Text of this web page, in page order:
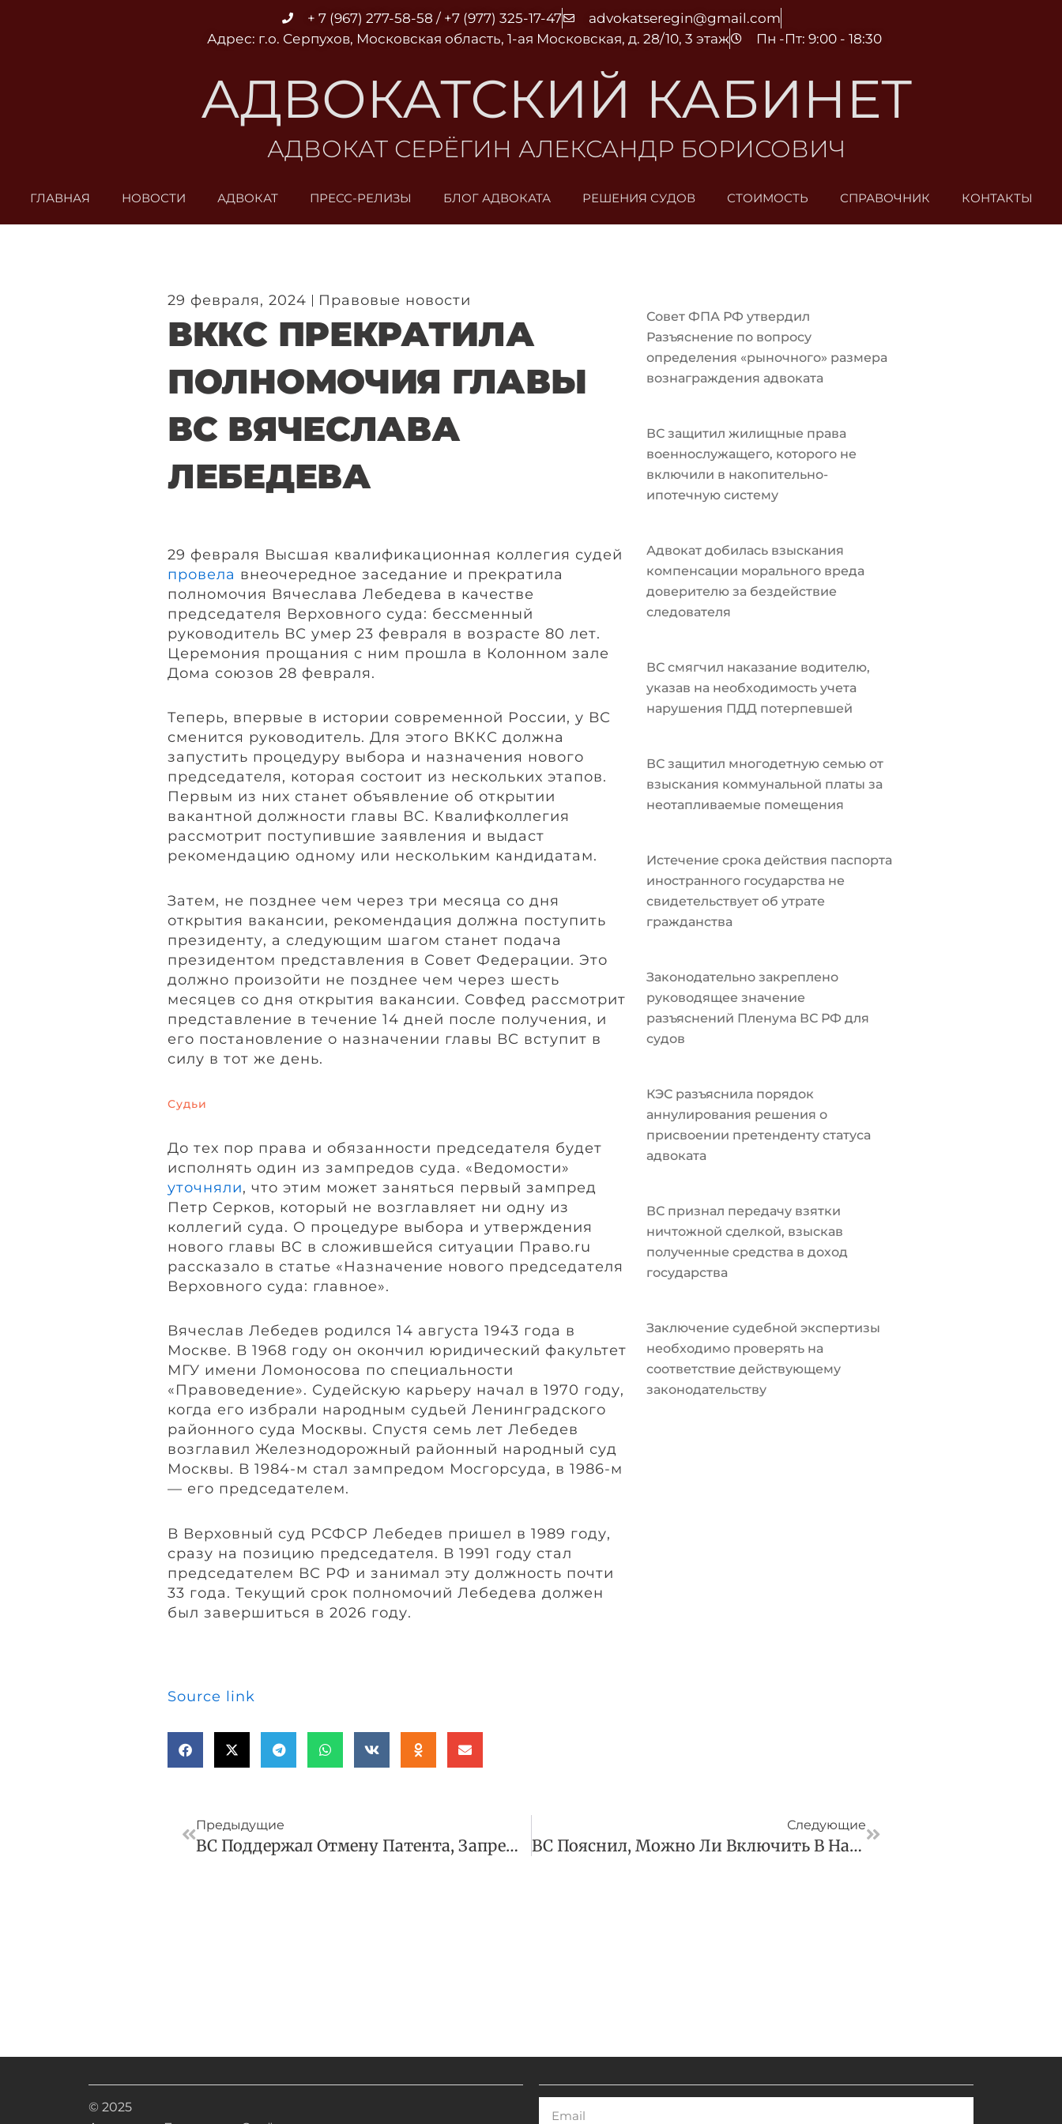
+ 7 (967) 277-58-58 / +7 (977) 325-17-47
advokatseregin@gmail.com
Адрес: г.о. Серпухов, Московская область, 1-ая Московская, д. 28/10, 3 этаж
Пн -Пт: 9:00 - 18:30
АДВОКАТСКИЙ КАБИНЕТ
АДВОКАТ СЕРЁГИН АЛЕКСАНДР БОРИСОВИЧ
ГЛАВНАЯ НОВОСТИ АДВОКАТ ПРЕСС-РЕЛИЗЫ БЛОГ АДВОКАТА РЕШЕНИЯ СУДОВ СТОИМОСТЬ СПРАВОЧНИК КОНТАКТЫ
29 февраля, 2024 Правовые новости
ВККС ПРЕКРАТИЛА
ПОЛНОМОЧИЯ ГЛАВЫ
ВС ВЯЧЕСЛАВА
ЛЕБЕДЕВА
29 февраля Высшая квалификационная коллегия судей
провела внеочередное заседание и прекратила
полномочия Вячеслава Лебедева в качестве
председателя Верховного суда: бессменный
руководитель ВС умер 23 февраля в возрасте 80 лет.
Церемония прощания с ним прошла в Колонном зале
Дома союзов 28 февраля.
Теперь, впервые в истории современной России, у ВС
сменится руководитель. Для этого ВККС должна
запустить процедуру выбора и назначения нового
председателя, которая состоит из нескольких этапов.
Первым из них станет объявление об открытии
вакантной должности главы ВС. Квалифколлегия
рассмотрит поступившие заявления и выдаст
рекомендацию одному или нескольким кандидатам.
Затем, не позднее чем через три месяца со дня
открытия вакансии, рекомендация должна поступить
президенту, а следующим шагом станет подача
президентом представления в Совет Федерации. Это
должно произойти не позднее чем через шесть
месяцев со дня открытия вакансии. Совфед рассмотрит
представление в течение 14 дней после получения, и
его постановление о назначении главы ВС вступит в
силу в тот же день.
Судьи
До тех пор права и обязанности председателя будет
исполнять один из зампредов суда. «Ведомости»
уточняли, что этим может заняться первый зампред
Петр Серков, который не возглавляет ни одну из
коллегий суда. О процедуре выбора и утверждения
нового главы ВС в сложившейся ситуации Право.ru
рассказало в статье «Назначение нового председателя
Верховного суда: главное».
Вячеслав Лебедев родился 14 августа 1943 года в
Москве. В 1968 году он окончил юридический факультет
МГУ имени Ломоносова по специальности
«Правоведение». Судейскую карьеру начал в 1970 году,
когда его избрали народным судьей Ленинградского
районного суда Москвы. Спустя семь лет Лебедев
возглавил Железнодорожный районный народный суд
Москвы. В 1984-м стал зампредом Мосгорсуда, в 1986-м
— его председателем.
В Верховный суд РСФСР Лебедев пришел в 1989 году,
сразу на позицию председателя. В 1991 году стал
председателем ВС РФ и занимал эту должность почти
33 года. Текущий срок полномочий Лебедева должен
был завершиться в 2026 году.
Source link
Совет ФПА РФ утвердил
Разъяснение по вопросу
определения «рыночного» размера
вознаграждения адвоката
ВС защитил жилищные права
военнослужащего, которого не
включили в накопительно-
ипотечную систему
Адвокат добилась взыскания
компенсации морального вреда
доверителю за бездействие
следователя
ВС смягчил наказание водителю,
указав на необходимость учета
нарушения ПДД потерпевшей
ВС защитил многодетную семью от
взыскания коммунальной платы за
неотапливаемые помещения
Истечение срока действия паспорта
иностранного государства не
свидетельствует об утрате
гражданства
Законодательно закреплено
руководящее значение
разъяснений Пленума ВС РФ для
судов
КЭС разъяснила порядок
аннулирования решения о
присвоении претенденту статуса
адвоката
ВС признал передачу взятки
ничтожной сделкой, взыскав
полученные средства в доход
государства
Заключение судебной экспертизы
необходимо проверять на
соответствие действующему
законодательству
Предыдущие
ВС Поддержал Отмену Патента, Запрещающего Продажу Смартфонов Samsung
Следующие
ВС Пояснил, Можно Ли Включить В Наследственную Массу Имущество В Собственности Супруга Наследодателя
© 2025